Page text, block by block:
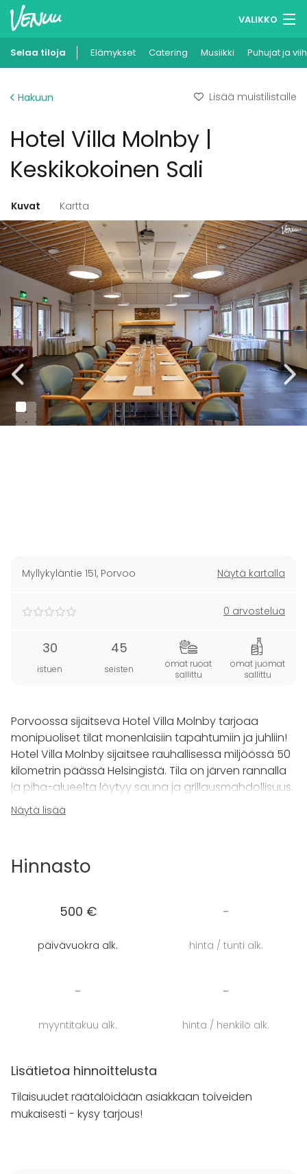
VALIKKO
Muistilistasi
Ilmoita kohteesi
Selaa tiloja Elämykset Catering Musiikki Puhujat ja
Hakuun Lisää muistilistalle
Hotel Villa Molnby |
Keskikokoinen Sali
Kuvat Kartta
Myllykyläntie 151, Porvoo Näytä kartalla
0 arvostelua
30
istuen
45
seisten
omat ruoat
sallittu
omat juomat
sallittu
Porvoossa sijaitseva Hotel Villa Molnby tarjoaa
monipuoliset tilat monenlaisiin tapahtumiin ja juhliin!
Hotel Villa Molnby sijaitsee rauhallisessa miljöössä 50
kilometrin päässä Helsingistä. Tila on järven rannalla
ja piha-alueelta löytyy sauna ja grillausmahdollisuus.
Hotel Villa Molnbyn
erinomaisesti myös juhlakäyttöön.
ruokien valmistukseen voi käyttää ammattitason
keittiötä. Ruokatarjoilut onnistuvat myös cateringina!
Näytä lisää
Hinnasto
500 €
päivävuokra alk.
-
hinta / tunti alk.
-
myyntitakuu alk.
-
hinta / henkilö alk.
Lisätietoa hinnoittelusta
Tilaisuudet räätälöidään asiakkaan toiveiden
mukaisesti - kysy tarjous!